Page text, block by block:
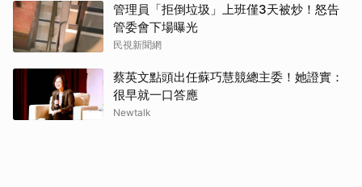
管理員「拒倒垃圾」上班僅3天被炒！怒告
管委會下場曝光
民視新聞網
蔡英文點頭出任蘇巧慧競總主委！她證實：
很早就一口答應
Newtalk